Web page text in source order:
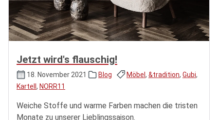
Jetzt wird's flauschig!
18. November 2021 Blog Möbel , &tradition, Gubi,
Kartell , NORR11
Weiche Stoffe und warme Farben machen die tristen
Monate zu unserer Lieblingssaison.